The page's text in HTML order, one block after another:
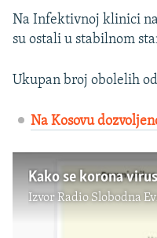
Na Infektivnoj klinici
su ostali u stabilnom
Ukupan broj obolelih
Na Kosovu
Kako se korona
IzvorRadio Slobodna